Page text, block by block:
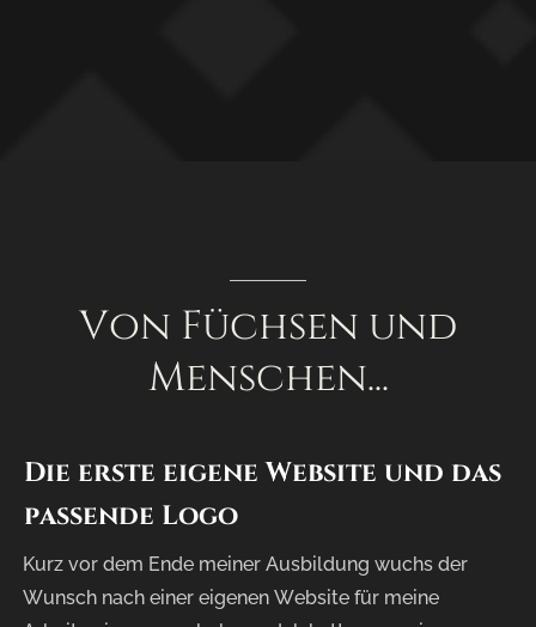
Von Füchsen und
Menschen...
Die erste eigene Website und das
passende Logo
Kurz vor dem Ende meiner Ausbildung wuchs der
Wunsch nach einer eigenen Website für meine